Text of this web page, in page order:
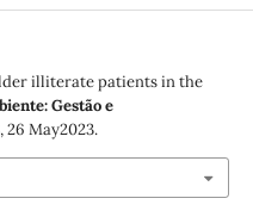
illiterate patients in the
Gestão e
26 May2023.